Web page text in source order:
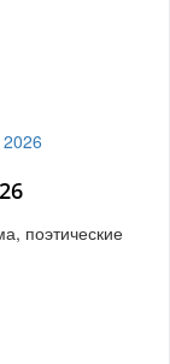
поэтические